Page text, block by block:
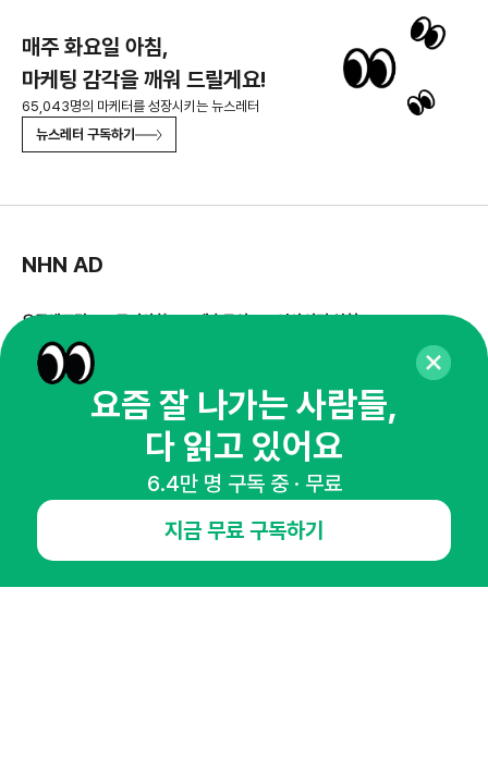
매주 화요일 아침,
마케팅 감각을 깨워 드릴게요!
65,043명의 마케터를 성장시키는 뉴스레터
뉴스레터 구독하기
NHN AD
오픈애즈란 공지사항 제휴문의
인사이터 신청
뉴스레터
경기도 성남시 분당구 대왕판교로645번길 16
대표 : 심도섭
통신판매업신고번호 : 2014-경기성남-1023
호스팅서비스사업자 : 오픈애즈
서비스•광고 문의 :1800-2198
openads@openads.co.kr
요즘 잘 나가는 사람들,
다 읽고 있어요
6.4만 명 구독 중 · 무료
지금 무료 구독하기